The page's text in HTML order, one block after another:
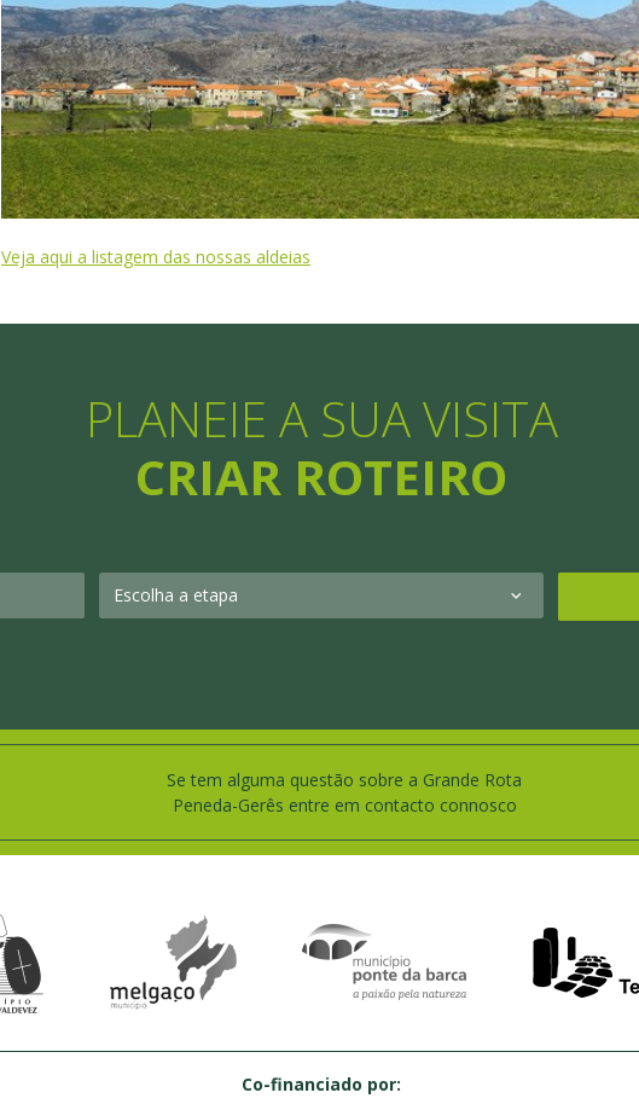
Veja aqui a listagem das nossas aldeias
PLANEIE A SUA VISITA
CRIAR ROTEIRO
Se tem alguma questão sobre a Grande Rota
Peneda-Gerês entre em contacto connosco
Co-financiado por: